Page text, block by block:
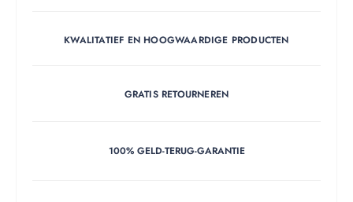
KWALITATIEF EN HOOGWAARDIGE PRODUCTEN
GRATIS RETOURNEREN
100% GELD-TERUG-GARANTIE